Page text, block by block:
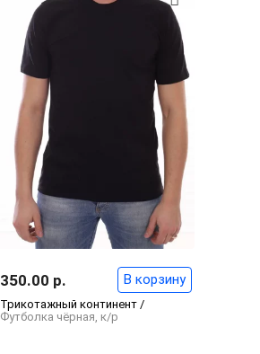
Трикотажный континент /
Футболка чёрная, к/р
350.00 р. В корзину